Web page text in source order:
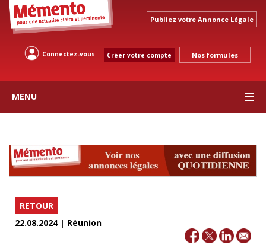
Publiez votre Annonce Légale
Connectez-vous Créer votre compte Nos formules
MENU
RETOUR
22.08.2024 | Réunion